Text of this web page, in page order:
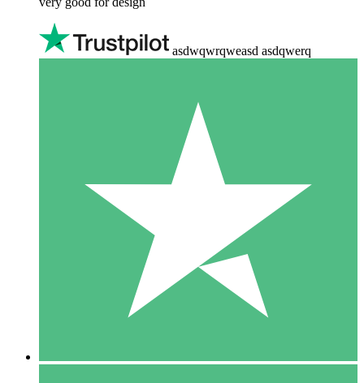
asdwqwrqweasd asdqwerq